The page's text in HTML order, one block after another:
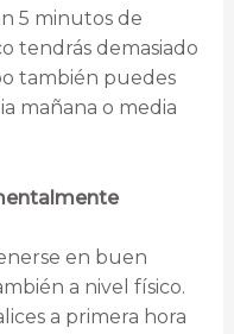
5 minutos de
tendrás demasiado
también puedes
mañana o media
en buen
a nivel físico.
a primera hora